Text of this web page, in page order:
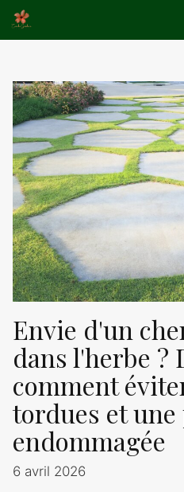
Aller
au
Envie d'un
dans l'herbe ?
comment
tordues et une
endommagée
6 avril 2026